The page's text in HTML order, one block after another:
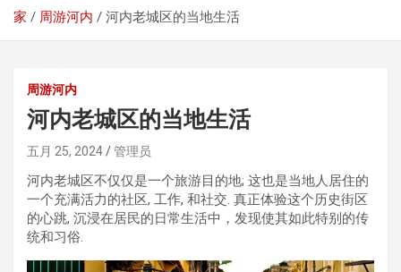
家 周游河内 河内老城区的当地生活
周游河内
河内老城区的当地生活
五月 25, 2024 管理员
河内老城区不仅仅是一个旅游目的地; 这也是当地人居住的
一个充满活力的社区, 工作, 和社交. 真正体验这个历史街区
的心跳, 沉浸在居民的日常生活中，发现使其如此特别的传
统和习俗.